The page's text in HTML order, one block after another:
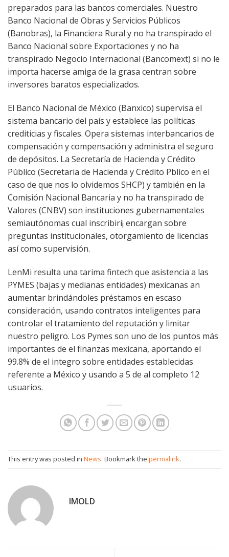
preparados para las bancos comerciales. Nuestro
Banco Nacional de Obras y Servicios Públicos
(Banobras), la Financiera Rural y no ha transpirado el
Banco Nacional sobre Exportaciones y no ha
transpirado Negocio Internacional (Bancomext) si no le
importa hacerse amiga de la grasa centran sobre
inversores baratos especializados.
El Banco Nacional de México (Banxico) supervisa el
sistema bancario del país y establece las políticas
crediticias y fiscales. Opera sistemas interbancarios de
compensación y compensación y administra el seguro
de depósitos. La Secretaría de Hacienda y Crédito
Público (Secretaria de Hacienda y Crédito Pblico en el
caso de que nos lo olvidemos SHCP) y también en la
Comisión Nacional Bancaria y no ha transpirado de
Valores (CNBV) son instituciones gubernamentales
semiautónomas cual inscribirí¡ encargan sobre
preguntas institucionales, otorgamiento de licencias
así­ como supervisión.
LenMi resulta una tarima fintech que asistencia a las
PYMES (bajas y medianas entidades) mexicanas an
aumentar brindándoles préstamos en escaso
consideración, usando contratos inteligentes para
controlar el tratamiento del reputación y limitar
nuestro peligro. Los Pymes son uno de los puntos más
importantes de el finanzas mexicana, aportando el
99.8% de el integro sobre entidades establecidas
referente a México y usando a 5 de al completo 12
usuarios.
This entry was posted in News. Bookmark the permalink.
IMOLD